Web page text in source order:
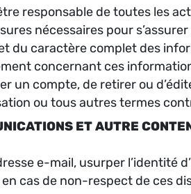
responsable de toutes les
nécessaires pour
du caractère complet des
concernant ces
un compte, de retirer ou
ou tous autres termes
ET AUTRE
e-mail, usurper l’identité
cas de non-respect de ces